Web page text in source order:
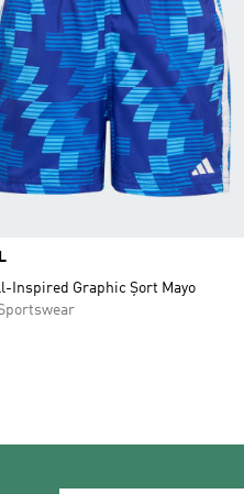
Inspired Graphic Şort Mayo